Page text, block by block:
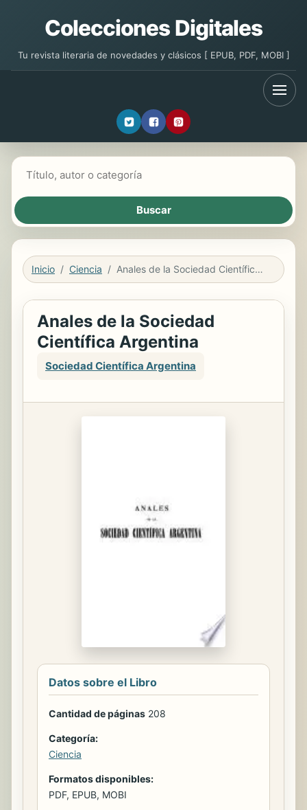
Colecciones Digitales
Tu revista literaria de novedades y clásicos [ EPUB, PDF, MOBI ]
Inicio Ciencia Anales de la Sociedad Científica Argentina
Anales de la Sociedad
Científica Argentina
Sociedad Científica Argentina
Datos sobre el Libro
Cantidad de páginas 208
Categoría:
Ciencia
Formatos disponibles:
PDF, EPUB, MOBI